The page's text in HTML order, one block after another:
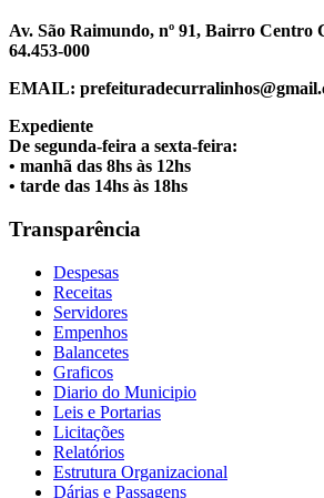
Av. São Raimundo, nº 91, Bairro Centro
64.453-000
EMAIL:
Expediente
De segunda-feira a sexta-feira:
• manhã das 8hs às 12hs
• tarde das 14hs às 18hs
Transparência
Despesas
Receitas
Servidores
Empenhos
Balancetes
Graficos
Diario do Municipio
Leis e Portarias
Licitações
Relatórios
Estrutura Organizacional
Dárias e Passagens